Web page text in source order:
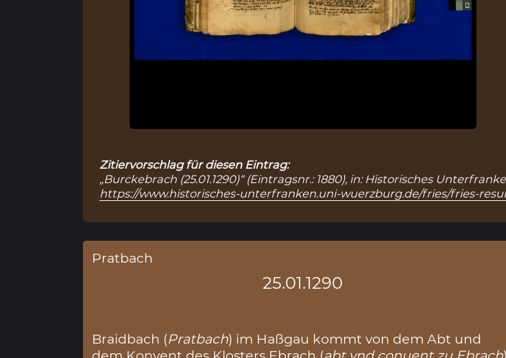
Zitiervorschlag für diesen Eintrag:
„Burckebrach (25.01.1290)“ (Eintragsnr.: 1880), in: Historisches
https://www.historisches-unterfranken.uni-wuerzburg.de/fries/fries-
Pratbach
25.01.1290
Braidbach (Pratbach) im Haßgau kommt von dem Abt und